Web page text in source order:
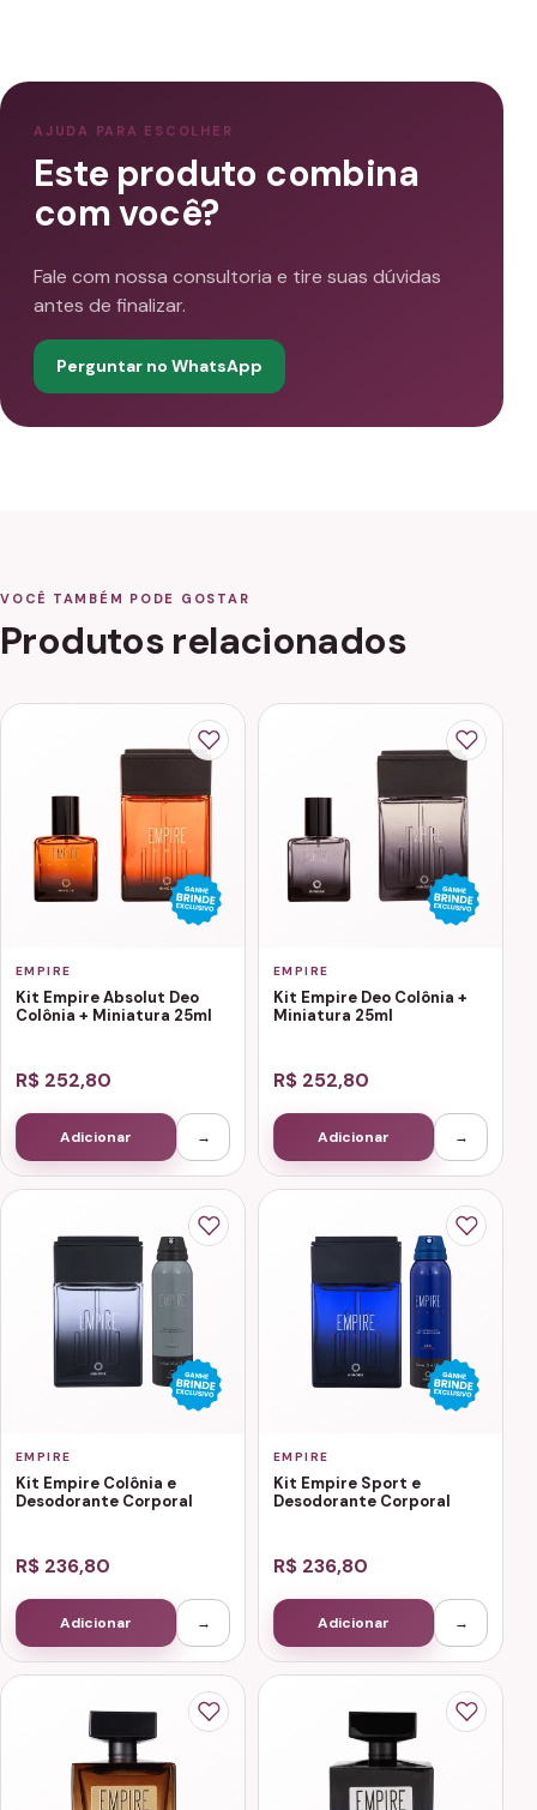
AJUDA PARA ESCOLHER
Este produto combina
com você?
Fale com nossa consultoria e tire suas dúvidas
antes de finalizar.
Perguntar no WhatsApp
VOCÊ TAMBÉM PODE GOSTAR
Produtos relacionados
EMPIRE
Kit Empire Absolut Deo
Colônia + Miniatura 25ml
R$ 252,80
Adicionar →
EMPIRE
Kit Empire Deo Colônia +
Miniatura 25ml
R$ 252,80
Adicionar →
EMPIRE
Kit Empire Colônia e
Desodorante Corporal
R$ 236,80
Adicionar →
EMPIRE
Kit Empire Sport e
Desodorante Corporal
R$ 236,80
Adicionar →